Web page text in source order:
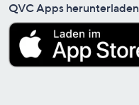
QVC Apps herunterladen